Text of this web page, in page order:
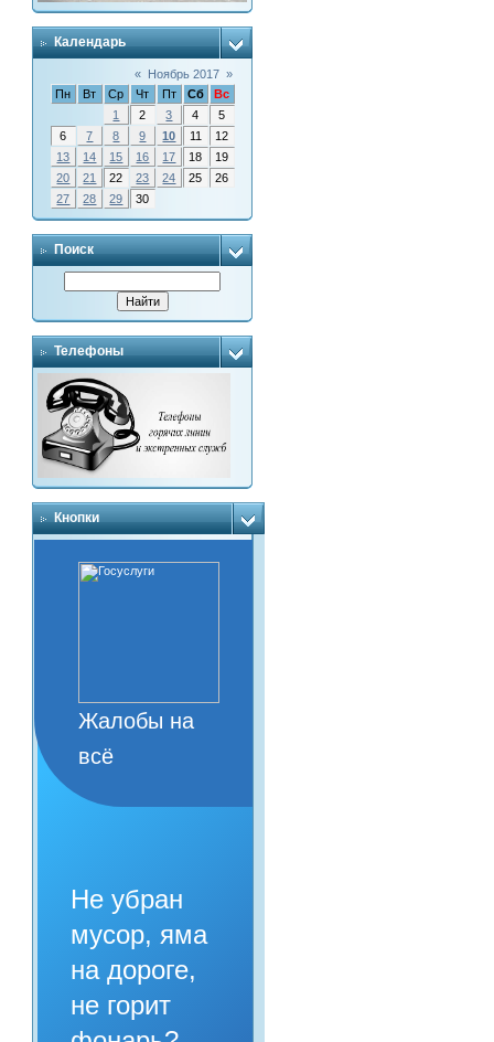
Календарь
« Ноябрь 2017 »
Пн
Вт Ср Чт Пт Сб
Вс
1
2 3 4
5
6
7 8 9 10 11
12
13
14 15 16 17 18
19
20
21 22 23 24 25
26
27
28 29 30
Поиск
Телефоны
Кнопки
Жалобы на
всё
Не убран
мусор, яма
на дороге,
не горит